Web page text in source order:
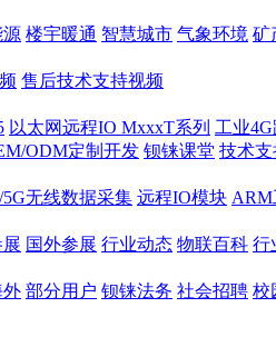
源 楼宇暖通 智慧城市 气象环境 矿
售后技术支持视频
以太网远程IO MxxxT系列 工业
ODM定制开发 钡铼课堂 技术支
5G无线数据采集 远程IO模块 ARM
国外参展 行业动态 物联百科 行
外 部分用户 钡铼法务 社会招聘 校